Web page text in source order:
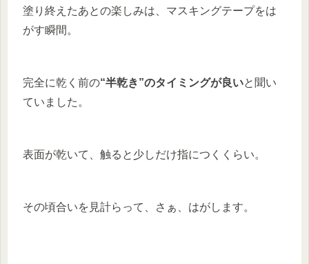
塗り終えたあとの楽しみは、マスキングテープをは
がす瞬間。
完全に乾く前の“半乾き”のタイミングが良いと聞い
ていました。
表面が乾いて、触ると少しだけ指につくくらい。
その頃合いを見計らって、さぁ、はがします。